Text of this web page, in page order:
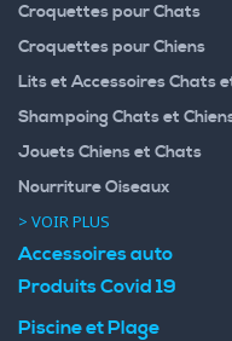
Croquettes pour Chats
Croquettes pour Chiens
Lits et Accessoires Chats
Shampoing Chats et
Jouets Chiens et Chats
Nourriture Oiseaux
> VOIR PLUS
Accessoires auto
Produits Covid 19
Piscine et Plage